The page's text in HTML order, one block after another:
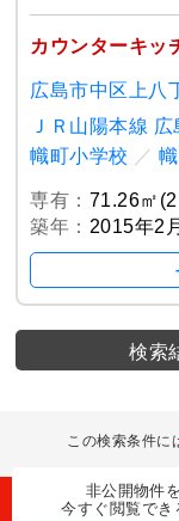
カウンターキッ
広島市中区上八
ＪＲ山陽本線 広
幟町小学校 ／
専有： 71.26㎡
築年： 2015年2
検索
この検索条件に
非公開物件を
今すぐ閲覧でき